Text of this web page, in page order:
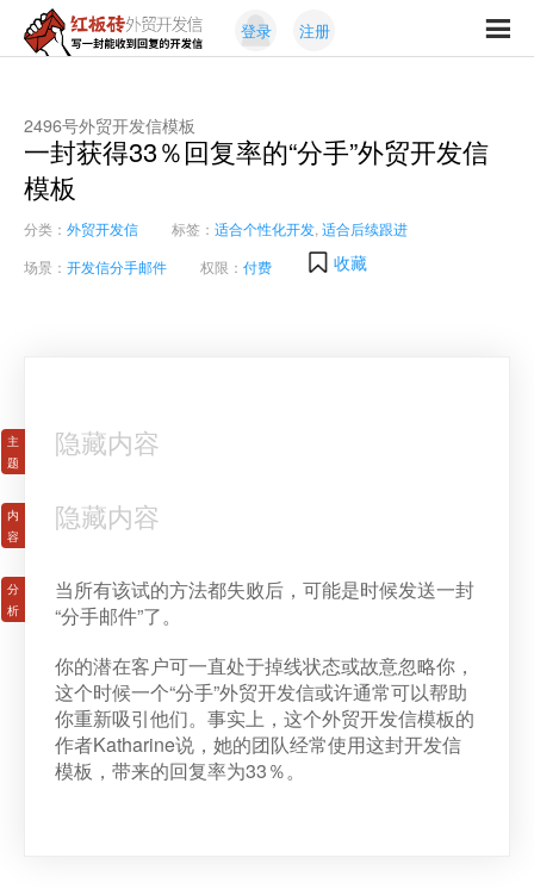
红
砖
外
贸
开
发
信
封
能
收
到
回
复
登录 注册
2496号外贸开发信模板
一封获得33％回复率的“分手”外贸开发信
模板
分类： 外贸开发信 标签： 适合个性化开发 适合后续跟进
场景： 开发信分手邮件 权限： 付费 收藏
隐藏内容
隐藏内容
当所有该试的方法都失败后，可能是时候发送一封
“分手邮件”了。
你的潜在客户可一直处于掉线状态或故意忽略你，
这个时候一个“分手”外贸开发信或许通常可以帮助
你重新吸引他们。事实上，这个外贸开发信模板的
作者Katharine说，她的团队经常使用这封开发信
模板，带来的回复率为33％。